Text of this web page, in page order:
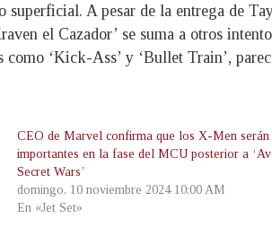
A pesar de la entrega de
el Cazador’ se suma a otros
‘Kick-Ass’ y ‘Bullet Train’,
CEO de Marvel confirma que los X-Men serán
importantes en la fase del MCU posterior a
Secret Wars’
domingo, 10 noviembre 2024 10:00 AM
En «Jet Set»